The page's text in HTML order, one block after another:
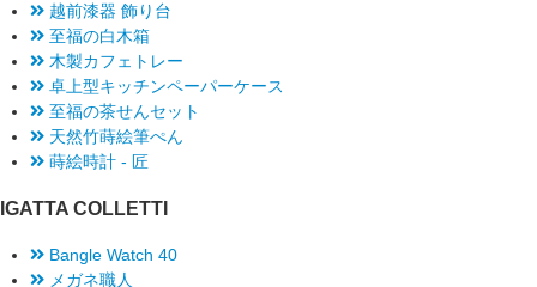
越前漆器 飾り台
至福の白木箱
木製カフェトレー
卓上型キッチンペーパーケース
至福の茶せんセット
天然竹蒔絵筆ぺん
蒔絵時計 - 匠
IGATTA COLLETTI
Bangle Watch 40
メガネ職人